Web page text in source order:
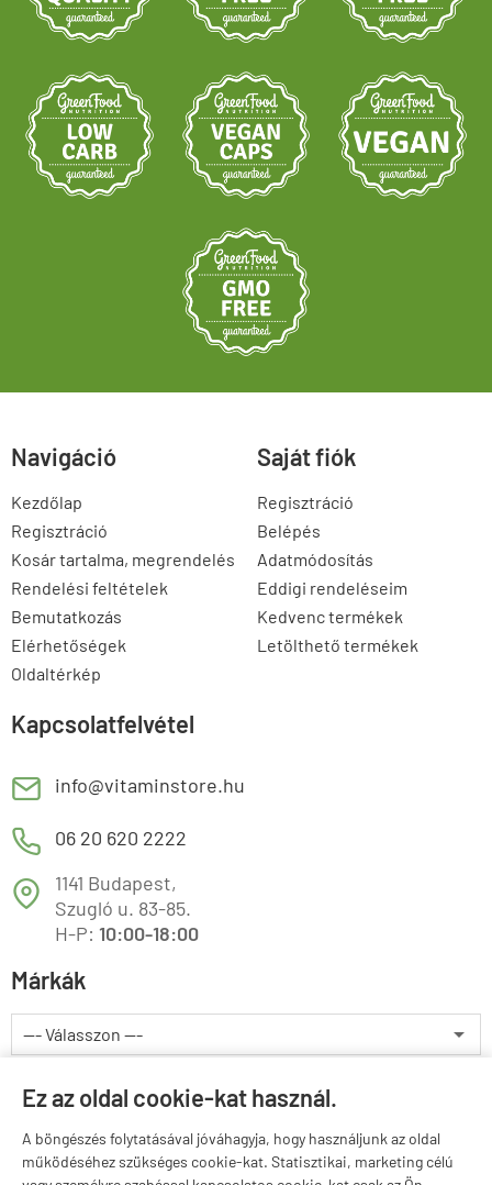
Ez az oldal cookie-kat használ.
A böngészés folytatásával jóváhagyja, hogy használjunk az oldal
működéséhez szükséges cookie-kat. Statisztikai, marketing célú
Navigáció
Kezdőlap
Regisztráció
Kosár tartalma, megrendelés
Rendelési feltételek
Bemutatkozás
Elérhetőségek
Oldaltérkép
Saját fiók
Regisztráció
Belépés
Adatmódosítás
Eddigi rendeléseim
Kedvenc termékek
Letölthető termékek
Kapcsolatfelvétel
E info@vitaminstore.hu
M 06 20 620 2222
T
1141 Budapest,
Szugló u. 83-85.
H-P: 10:00-18:00
Márkák
Valuta választás